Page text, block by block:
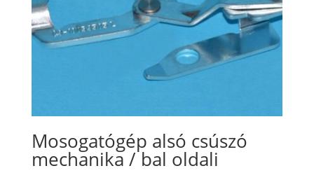
Mosogatógép alsó csúszó
mechanika / bal oldali